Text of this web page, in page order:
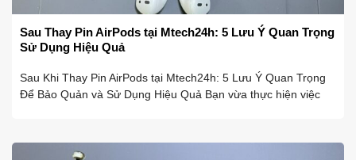
Sau Thay Pin AirPods tại Mtech24h: 5 Lưu Ý Quan Trọng
Sử Dụng Hiệu Quả
Sau Khi Thay Pin AirPods tại Mtech24h: 5 Lưu Ý Quan Trọng
Để Bảo Quản và Sử Dụng Hiệu Quả Bạn vừa thực hiện việc